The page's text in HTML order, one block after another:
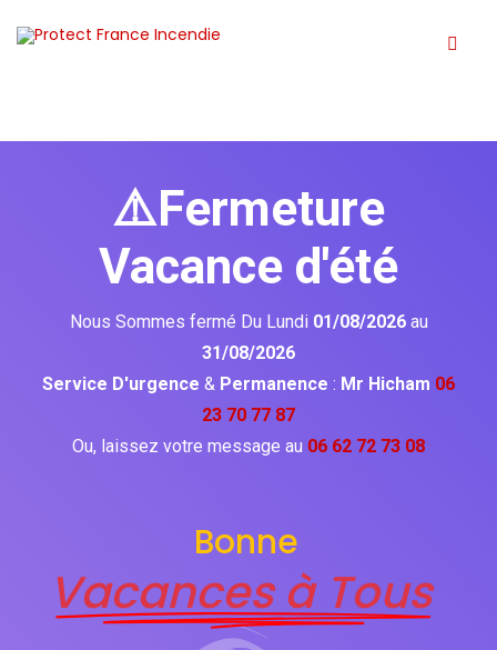
⚠️Fermeture
Vacance d'été
Nous Sommes fermé Du Lundi 01/08/2026 au
31/08/2026
Service D'urgence & Permanence : Mr Hicham 06
23 70 77 87
Ou, laissez votre message au 06 62 72 73 08
Bonne
Vacances à Tous